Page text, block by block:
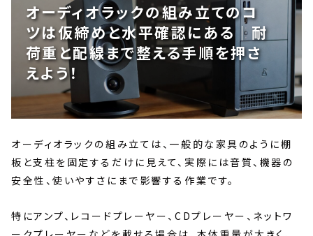
オーディオラックの組み立てのコ
ツは仮締めと水平確認にある｜耐
荷重と配線まで整える手順を押さ
えよう！
オーディオラックの組み立ては、一般的な家具のように棚
板と支柱を固定するだけに見えて、実際には音質、機器の
安全性、使いやすさにまで影響する作業です。
特にアンプ、レコードプレーヤー、CDプレーヤー、ネットワ